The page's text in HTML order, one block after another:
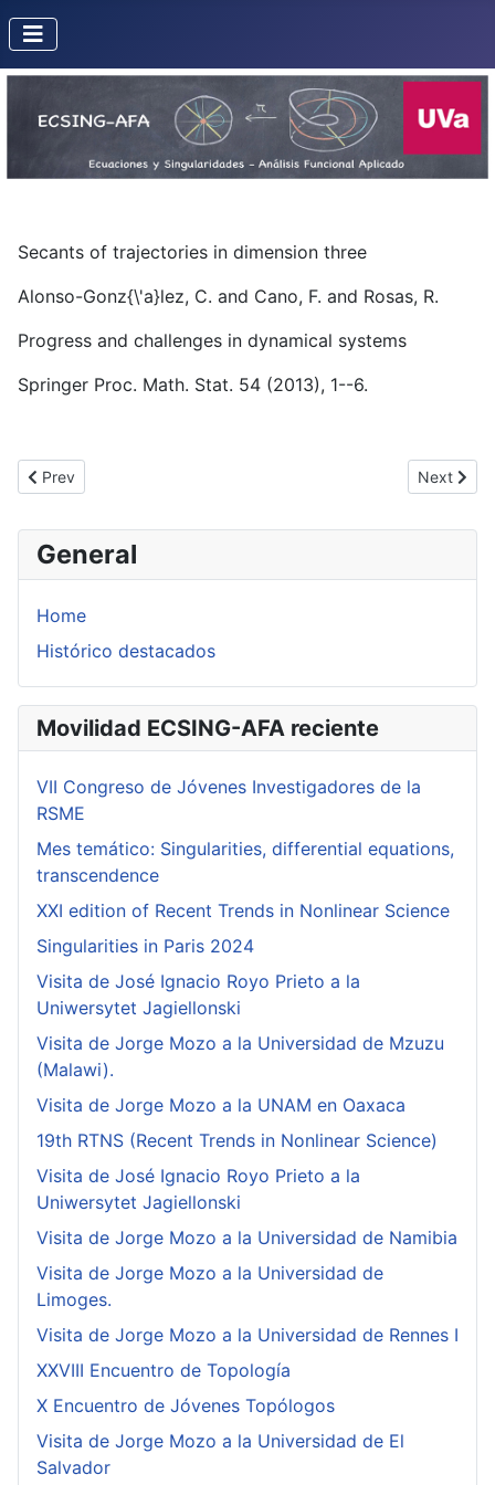
General
Home
Histórico destacados
Movilidad ECSING-AFA reciente
VII Congreso de Jóvenes Investigadores de la
RSME
Mes temático: Singularities, differential equations,
transcendence
XXI edition of Recent Trends in Nonlinear Science
Singularities in Paris 2024
Visita de José Ignacio Royo Prieto a la
Uniwersytet Jagiellonski
Visita de Jorge Mozo a la Universidad de Mzuzu
(Malawi).
Visita de Jorge Mozo a la UNAM en Oaxaca
19th RTNS (Recent Trends in Nonlinear Science)
Visita de José Ignacio Royo Prieto a la
Uniwersytet Jagiellonski
Visita de Jorge Mozo a la Universidad de Namibia
Visita de Jorge Mozo a la Universidad de
Limoges.
Visita de Jorge Mozo a la Universidad de Rennes I
XXVIII Encuentro de Topología
X Encuentro de Jóvenes Topólogos
Visita de Jorge Mozo a la Universidad de El
Salvador
Secants of trajectories in dimension three
Alonso-Gonz{\'a}lez, C. and Cano, F. and Rosas, R.
Progress and challenges in dynamical systems
Springer Proc. Math. Stat. 54 (2013), 1--6.
Previous article: Jet schemes and minimal embedded
Prev Next
Next